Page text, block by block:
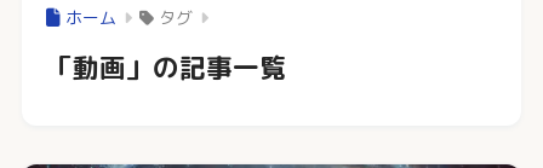
ホーム タグ
「動画」の記事一覧